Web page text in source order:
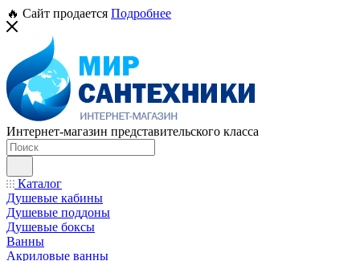
🔥 Сайт продается Подробнее
Интернет-магазин представительского класса
Каталог
Душевые кабины
Душевые поддоны
Душевые боксы
Ванны
Акриловые ванны